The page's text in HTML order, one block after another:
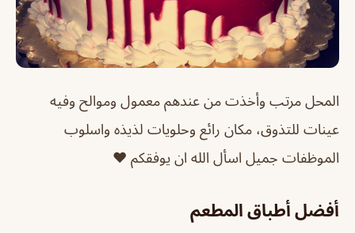
المحل مرتب وأخذت من عندهم معمول وموالح وفيه
عينات للتذوق، مكان رائع وحلويات لذيذه واسلوب
الموظفات جميل اسأل الله ان يوفقكم ❤️
أفضل أطباق المطعم